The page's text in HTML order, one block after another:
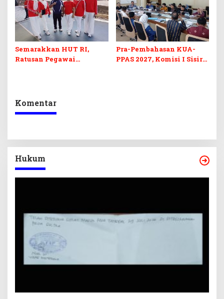
Semarakkan HUT RI,
Ratusan Pegawai
Pra-Pembahasan KUA-
PPAS 2027, Komisi I Sisir
Komentar
Hukum